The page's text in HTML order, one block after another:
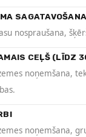
SAGATAVOŠANA
nospraušana,
CEĻŠ (LĪDZ
noņemšana,
noņemšana,